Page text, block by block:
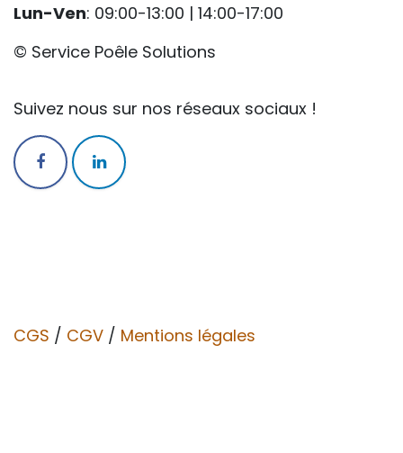
Lun-Ven: 09:00-13:00 | 14:00-17:00
© Service Poêle Solutions
Suivez nous sur nos réseaux sociaux !
CGS / CGV​​ / Mentions légales